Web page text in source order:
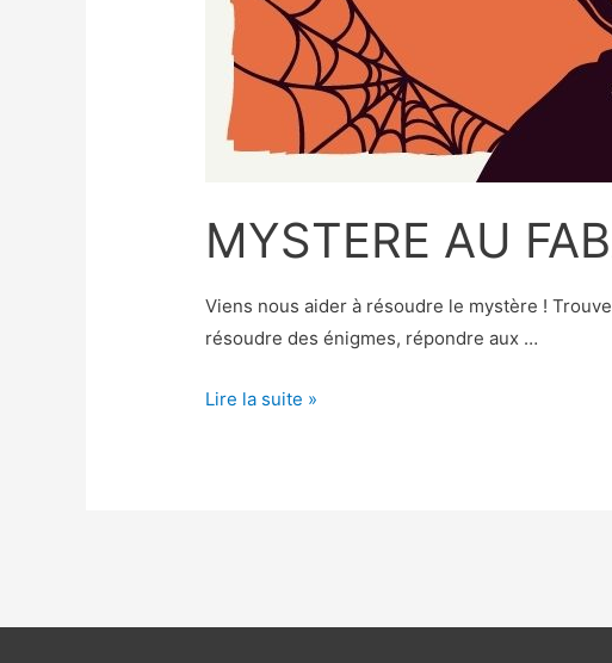
MYSTERE AU
Viens nous aider à résoudre le mystère !
résoudre des énigmes, répondre aux …
MYSTERE
Lire la suite »